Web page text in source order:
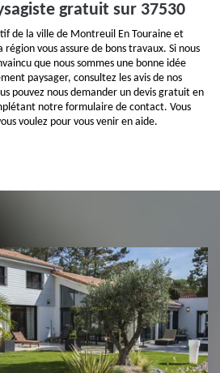
gratuit sur 37530
de la ville de Montreuil En Touraine et
vous assure de bons travaux. Si nous
que nous sommes une bonne idée
paysager, consultez les avis de nos
pouvez nous demander un devis gratuit en
notre formulaire de contact. Vous
voulez pour vous venir en aide.